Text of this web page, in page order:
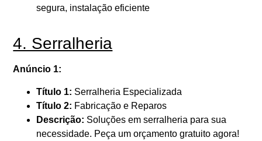
segura, instalação eficiente
4. Serralheria
Anúncio 1:
Título 1: Serralheria Especializada
Título 2: Fabricação e Reparos
Descrição: Soluções em serralheria para sua
necessidade. Peça um orçamento gratuito agora!